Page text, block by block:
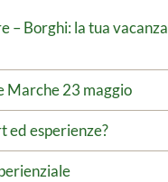
– Borghi: la tua vacanza
Marche 23 maggio
ed esperienze?